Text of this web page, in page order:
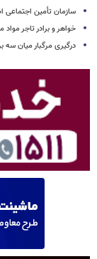
سازمان تأمین اجتماعی
خواهر و برادر تاجر
درگیری مرگبار میان سه